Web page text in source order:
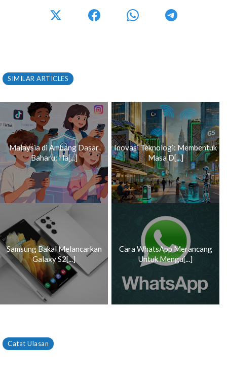
SIMILAR ARTICLES
Malaysia di Ambang Dasar
Baharu: Ha[...]
Inovasi Teknologi: Membentuk
Masa D[...]
Samsung Bakal Melancarkan
Galaxy S2[...]
Cara WhatsApp Merancang
Untuk Mengu[...]
Catat Ulasan